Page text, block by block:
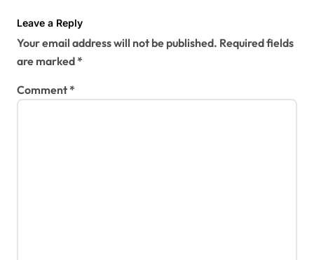
Leave a Reply
Your email address will not be published. Required fields
are marked*
Comment*